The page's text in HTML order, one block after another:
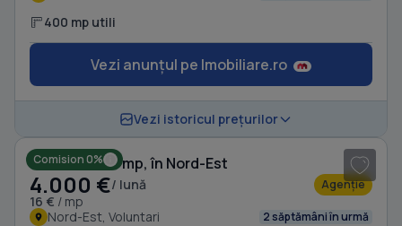
400 mp utili
Vezi anunțul pe Imobiliare.ro
Vezi istoricul prețurilor
Comision 0%
Birou, de 250 mp, în Nord-Est
4.000 €/ lună
16 € / mp
Agenție
Nord-Est, Voluntari 2 săptămâni în urmă